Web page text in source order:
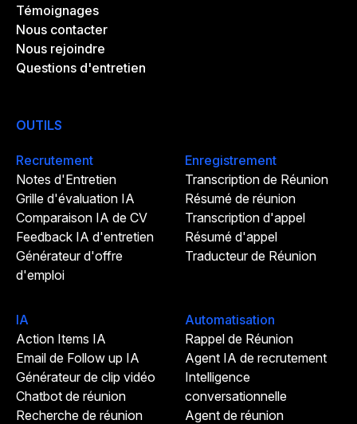
Témoignages
Nous contacter
Nous rejoindre
Questions d'entretien
OUTILS
Recrutement
Notes d'Entretien
Grille d'évaluation IA
Comparaison IA de CV
Feedback IA d'entretien
Générateur d'offre
d'emploi
Enregistrement
Transcription de Réunion
Résumé de réunion
Transcription d'appel
Résumé d'appel
Traducteur de Réunion
IA
Action Items IA
Email de Follow up IA
Générateur de clip vidéo
Chatbot de réunion
Recherche de réunion
Automatisation
Rappel de Réunion
Agent IA de recrutement
Intelligence
conversationnelle
Agent de réunion